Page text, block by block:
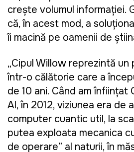
crește volumul informației.
că, în acest mod, a
îi macină pe oamenii de
„Cipul Willow reprezintă
într-o călătorie care a
de 10 ani. Când am înființat
AI, în 2012, viziunea era de
computer cuantic util, la
putea exploata mecanica
de operare” al naturii, în